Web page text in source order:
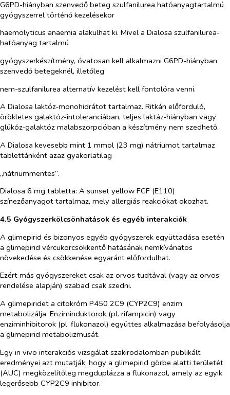
G6PD-hiányban szenvedő beteg szulfanilurea hatóanyagtartalmú
gyógyszerrel történő kezelésekor
haemolyticus anaemia alakulhat ki. Mivel a Dialosa szulfanilurea-
hatóanyag tartalmú
gyógyszerkészítmény, óvatosan kell alkalmazni G6PD-hiányban
szenvedő betegeknél, illetőleg
nem-szulfanilurea alternatív kezelést kell fontolóra venni.
A Dialosa laktóz-monohidrátot tartalmaz. Ritkán előforduló,
örökletes galaktóz-intoleranciában, teljes laktáz-hiányban vagy
glükóz‑galaktóz malabszorpcióban a készítmény nem szedhető.
A Dialosa kevesebb mint 1 mmol (23 mg) nátriumot tartalmaz
tablettánként azaz gyakorlatilag
„nátriummentes”.
Dialosa 6 mg tabletta: A sunset yellow FCF (E110)
színezőanyagot tartalmaz, mely allergiás reakciókat okozhat.
4.5 Gyógyszerkölcsönhatások és egyéb interakciók
A glimepirid és bizonyos egyéb gyógyszerek együttadása esetén
a glimepirid vércukorcsökkentő hatásának nemkívánatos
növekedése és csökkenése egyaránt előfordulhat.
Ezért más gyógyszereket csak az orvos tudtával (vagy az orvos
rendelése alapján) szabad csak szedni.
A glimepiridet a citokróm P450 2C9 (CYP2C9) enzim
metabolizálja. Enziminduktorok (pl. rifampicin) vagy
enziminhibitorok (pl. flukonazol) együttes alkalmazása befolyásolja
a glimepirid metabolizmusát.
Egy in vivo interakciós vizsgálat szakirodalomban publikált
eredményei azt mutatják, hogy a glimepirid görbe alatti területét
(AUC) megközelítőleg megduplázza a flukonazol, amely az egyik
legerősebb CYP2C9 inhibitor.